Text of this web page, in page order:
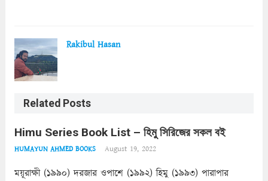
Rakibul Hasan
Related Posts
Himu Series Book List – হিমু সিরিজের সকল বই
HUMAYUN AHMED BOOKS August 19, 2022
ময়ূরাক্ষী (১৯৯০) দরজার ওপাশে (১৯৯২) হিমু (১৯৯৩) পারাপার